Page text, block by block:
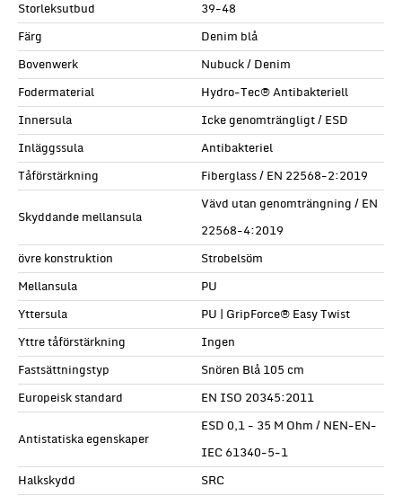
Storleksutbud
39-48
Färg
Denim blå
Bovenwerk
Nubuck / Denim
Fodermaterial
Hydro-Tec® Antibakteriell
Innersula
Icke genomträngligt / ESD
Inläggssula
Antibakteriel
Tåförstärkning
Fiberglass / EN 22568-2:2019
Skyddande mellansula
Vävd utan genomträngning / EN
22568-4:2019
övre konstruktion
Strobelsöm
Mellansula
PU
Yttersula
PU | GripForce® Easy Twist
Yttre tåförstärkning
Ingen
Fastsättningstyp
Snören Blå 105 cm
Europeisk standard
EN ISO 20345:2011
Antistatiska egenskaper
ESD 0,1 - 35 M Ohm / NEN-EN-
IEC 61340-5-1
Halkskydd
SRC